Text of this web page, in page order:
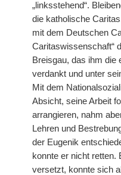
„linksstehend“.
die katholische
mit dem Deutschen
Caritaswissenschaft“
Breisgau, das ihm die
verdankt und unter
Mit dem
Absicht, seine Arbeit
arrangieren, nahm
Lehren und
der Eugenik
konnte er nicht retten.
versetzt, konnte sich